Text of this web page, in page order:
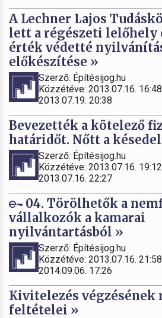
A Lechner Lajos
lett a régészeti lelőhely
érték védetté
előkészítése »
Szerző: Építésijog.hu
Közzétéve: 2013.07.16.
2013.07.19. 20:38
Bevezették a kötelező
határidőt. Nőtt a
Szerző: Építésijog.hu
Közzétéve: 2013.07.16.
2013.07.16. 22:27
04. Törölhetők a
vállalkozók a kamarai
nyilvántartásból »
Szerző: Építésijog.hu
Közzétéve: 2013.07.16.
2014.09.06. 17:26
Kivitelezés végzésének
feltételei »